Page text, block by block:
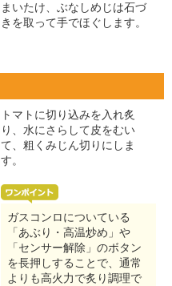
まいたけ、ぶなしめじは石づ
きを取って手でほぐします。
トマトに切り込みを入れ炙
り、水にさらして皮をむい
て、粗くみじん切りにしま
す。
ガスコンロについている
「あぶり・高温炒め」や
「センサー解除」のボタン
を長押しすることで、通常
よりも高火力で炙り調理で